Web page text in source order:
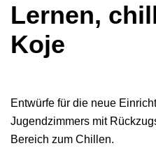
Lernen,
Koje
Entwürfe für die neue
Jugendzimmers mit
Bereich zum Chillen.